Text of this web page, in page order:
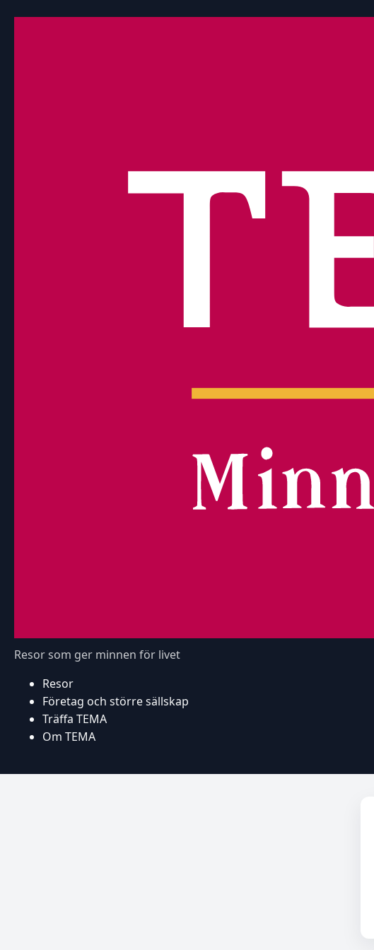
Resor som ger minnen för livet
Resor
Företag och större sällskap
Träffa TEMA
Om TEMA